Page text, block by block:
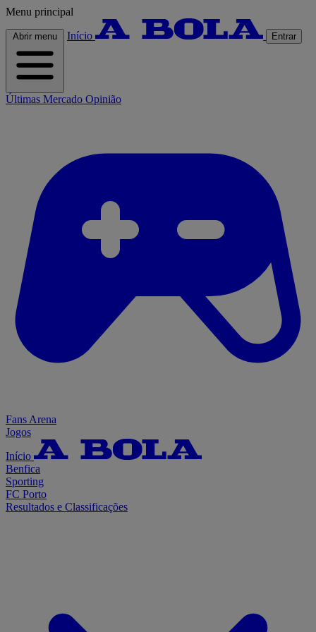
Menu principal
Abrir menu Início Entrar
Últimas Mercado Opinião
Fans Arena
Jogos
Início
Benfica
Sporting
FC Porto
Resultados e Classificações